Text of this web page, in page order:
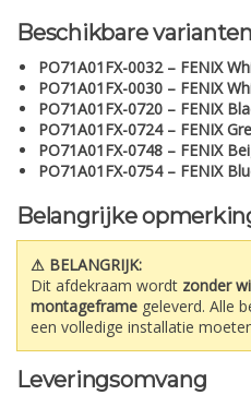
Beschikbare varianten
PO71A01FX-0032 – FENIX
PO71A01FX-0030 – FENIX
PO71A01FX-0720 – FENIX
PO71A01FX-0724 – FENIX
PO71A01FX-0748 – FENIX
PO71A01FX-0754 – FENIX
Belangrijke
⚠ BELANGRIJK:
Dit afdekraam wordt zonder
montageframe geleverd. Alle
een volledige installatie
Leveringsomvang